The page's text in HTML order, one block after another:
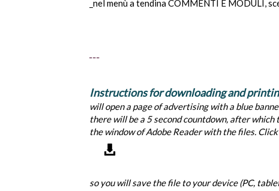
_nel menù a tendina COMMENTI E MODULI,
Instructions for downloading and
will open a page of advertising with a blue
there will be a 5 second countdown, after
the window of Adobe Reader with the files.
so you will save the file to your device (PC,